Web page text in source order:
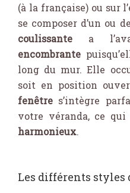
(à la française) ou sur
se composer d’un ou
coulissante a
encombrante
long du mur. Elle
soit en position
fenêtre s’intègre
votre véranda, ce qui
harmonieux.
Les différents styles